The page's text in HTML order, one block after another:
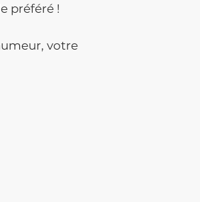
préféré !
votre